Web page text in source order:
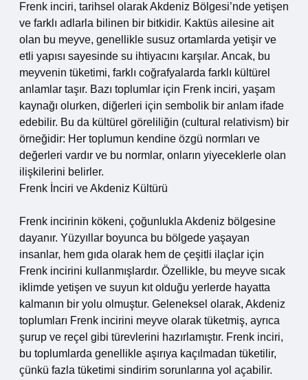
Frenk inciri, tarihsel olarak Akdeniz Bölgesi’nde yetişen
ve farklı adlarla bilinen bir bitkidir. Kaktüs ailesine ait
olan bu meyve, genellikle susuz ortamlarda yetişir ve
etli yapısı sayesinde su ihtiyacını karşılar. Ancak, bu
meyvenin tüketimi, farklı coğrafyalarda farklı kültürel
anlamlar taşır. Bazı toplumlar için Frenk inciri, yaşam
kaynağı olurken, diğerleri için sembolik bir anlam ifade
edebilir. Bu da kültürel göreliliğin (cultural relativism) bir
örneğidir: Her toplumun kendine özgü normları ve
değerleri vardır ve bu normlar, onların yiyeceklerle olan
ilişkilerini belirler.
Frenk İnciri ve Akdeniz Kültürü
Frenk incirinin kökeni, çoğunlukla Akdeniz bölgesine
dayanır. Yüzyıllar boyunca bu bölgede yaşayan
insanlar, hem gıda olarak hem de çeşitli ilaçlar için
Frenk incirini kullanmışlardır. Özellikle, bu meyve sıcak
iklimde yetişen ve suyun kıt olduğu yerlerde hayatta
kalmanın bir yolu olmuştur. Geleneksel olarak, Akdeniz
toplumları Frenk incirini meyve olarak tüketmiş, ayrıca
şurup ve reçel gibi türevlerini hazırlamıştır. Frenk inciri,
bu toplumlarda genellikle aşırıya kaçılmadan tüketilir,
çünkü fazla tüketimi sindirim sorunlarına yol açabilir.